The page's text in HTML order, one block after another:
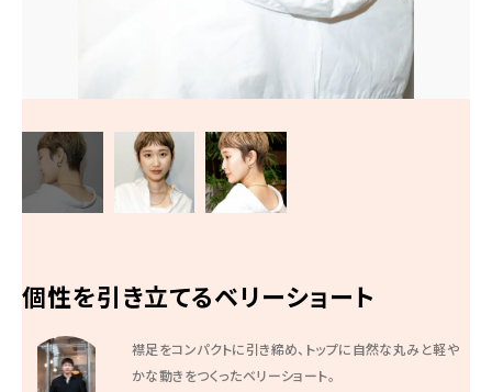
個性を引き立てるベリーショート
襟足をコンパクトに引き締め、トップに自然な丸みと軽や
かな動きをつくったベリーショート。